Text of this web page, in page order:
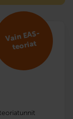
Vain EAS-
teoriat